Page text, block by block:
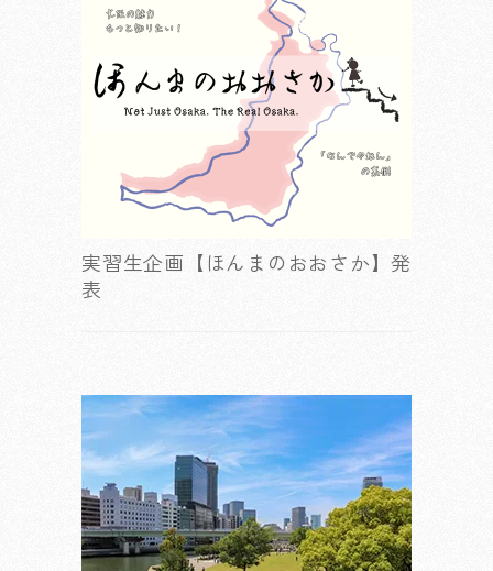
実習生企画【ほんまのおおさか】発
表